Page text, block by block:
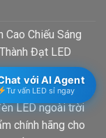
Chiếu Sáng
Đạt LED
lĩnh vực phân
LED ngoài trời
chính hãng cho
với AI Agent
Tư vấn LED sỉ ngay